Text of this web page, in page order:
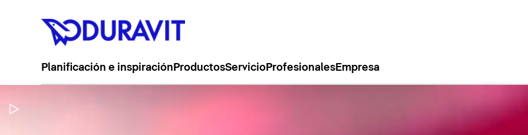
Planificación e inspiración ProductosServicioProfesionalesEmpresa
Pausar vídeo